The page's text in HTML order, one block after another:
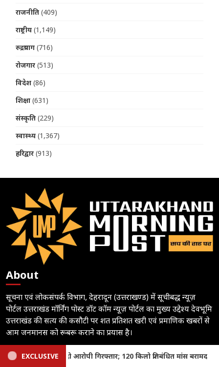
राजनीति (409)
राष्ट्रीय (1,149)
रुद्रप्रयाग (716)
रोजगार (513)
विदेश (86)
शिक्षा (631)
संस्कृति (229)
स्वास्थ्य (1,367)
हरिद्वार (913)
About
सूचना एवं लोकसंपर्क विभाग, देहरादून (उत्तराखण्ड) में सूचीबद्ध न्यूज़
पोर्टल उत्तराखंड मॉर्निंग पोस्ट डॉट कॉम न्यूज़ पोर्टल का मुख्य उद्देश्य देवभूमि
उत्तराखंड की सत्य की कसौटी पर शत प्रतिशत खरी एवं प्रमाणिक खबरों से
आम जनमानस को रूबरू कराने का प्रयास है।
Follow
EXCLUSIVE
बरामद बिंदुखत्ता को राजस्व ग्राम बनाने की मांग तेज, 20